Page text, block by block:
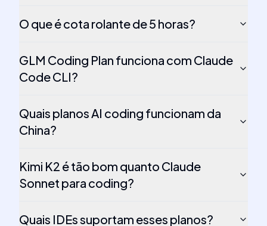
O que é cota rolante de 5 horas?
GLM Coding Plan funciona com Claude
Code CLI?
Quais planos AI coding funcionam da
China?
Kimi K2 é tão bom quanto Claude
Sonnet para coding?
Quais IDEs suportam esses planos?